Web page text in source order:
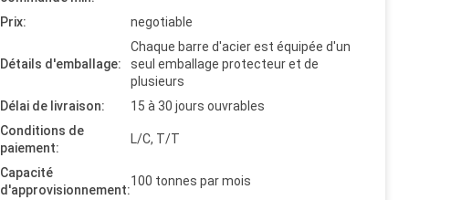
Prix: negotiable
Détails d'emballage:
Chaque barre d'acier est équipée d'un
seul emballage protecteur et de
plusieurs
Délai de livraison:
15 à 30 jours ouvrables
Conditions de
paiement:
L/C, T/T
Capacité
d'approvisionnement:
100 tonnes par mois